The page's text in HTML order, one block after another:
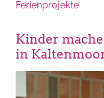
Ferienprojekte
Kinder
in